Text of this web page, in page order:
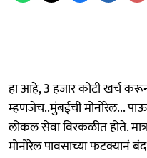
हा आहे, 3 हजार कोटी खर्च
म्हणजेच..मुंबईची मोनोरेल...
लोकल सेवा विस्कळीत होते.
मोनोरेल पावसाच्या फटक्यानं बंद